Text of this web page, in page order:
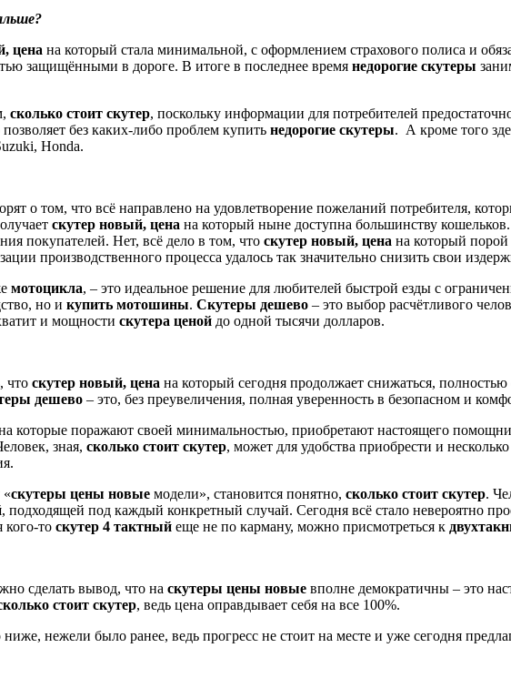
цена на который стала минимальной, с оформлением страхового полиса и
защищёнными в дороге. В итоге в последнее время недорогие скутеры
сколько стоит скутер, поскольку информации для потребителей
без каких-либо проблем купить недорогие скутеры. А кроме того
Honda.
о том, что всё направлено на удовлетворение пожеланий потребителя,
скутер новый, цена на который ныне доступна большинству
покупателей. Нет, всё дело в том, что скутер новый, цена на который
производственного процесса удалось так значительно снизить свои
мотоцикла, – это идеальное решение для любителей быстрой езды с
но и купить мотошины. Скутеры дешево – это выбор расчётливого
и мощности скутера ценой до одной тысячи долларов.
что скутер новый, цена на который сегодня продолжает снижаться,
дешево – это, без преувеличения, полная уверенность в безопасном и
которые поражают своей минимальностью, приобретают настоящего
зная, сколько стоит скутер, может для удобства приобрести и
«скутеры цены новые модели», становится понятно, сколько стоит скутер.
, подходящей под каждый конкретный случай. Сегодня всё стало невероятно
кого-то скутер 4 тактный еще не по карману, можно присмотреться к
сделать вывод, что на скутеры цены новые вполне демократичны – это
стоит скутер, ведь цена оправдывает себя на все 100%.
ниже, нежели было ранее, ведь прогресс не стоит на месте и уже сегодня